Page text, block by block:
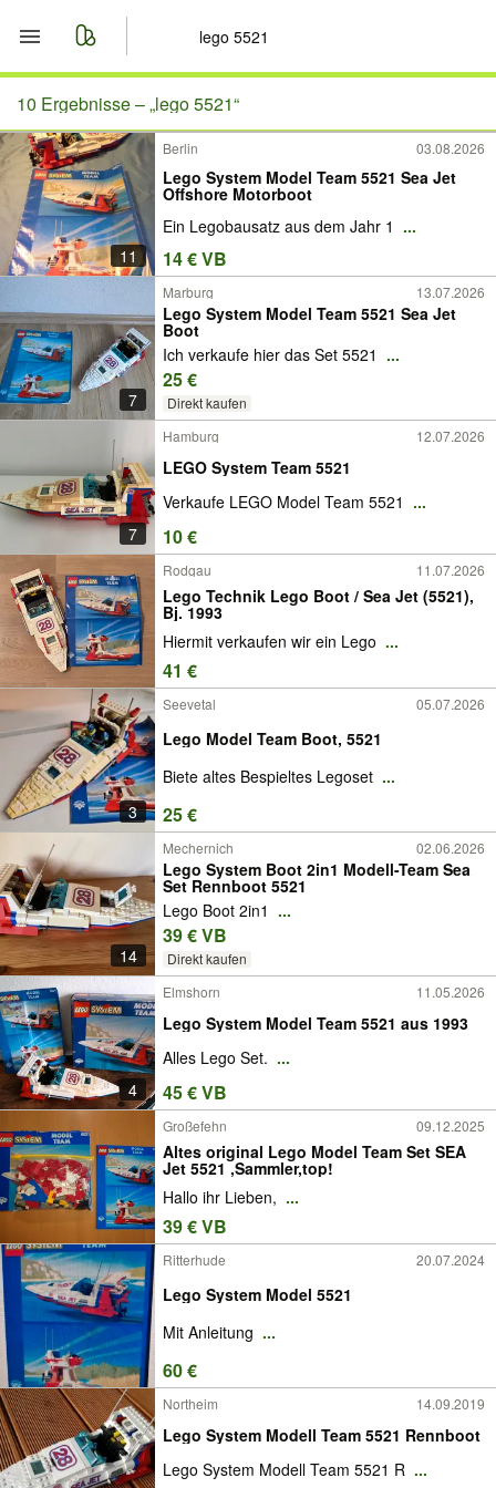
Start
Merkliste
Nachrichten
Anzeige aufgeben
10 Ergebnisse –„lego 5521“
11
Berlin 03.08.2026
Lego System Model Team 5521 Sea Jet
Offshore Motorboot
Ein Legobausatz aus dem Jahr 1 ...
14 € VB
7
Marburg 13.07.2026
Lego System Model Team 5521 Sea Jet
Boot
Ich verkaufe hier das Set 5521 ...
25 €
Direkt kaufen
7
Hamburg 12.07.2026
LEGO System Team 5521
Verkaufe LEGO Model Team 5521 ...
10 €
Rodgau 11.07.2026
Lego Technik Lego Boot / Sea Jet (5521),
Bj. 1993
Hiermit verkaufen wir ein Lego ...
41 €
3
Seevetal 05.07.2026
Lego Model Team Boot, 5521
Biete altes Bespieltes Legoset ...
25 €
14
Mechernich 02.06.2026
Lego System Boot 2in1 Modell-Team Sea
Set Rennboot 5521
Lego Boot 2in1 ...
39 € VB
Direkt kaufen
4
Elmshorn 11.05.2026
Lego System Model Team 5521 aus 1993
Alles Lego Set. ...
45 € VB
Großefehn 09.12.2025
Altes original Lego Model Team Set SEA
Jet 5521 ,Sammler,top!
Hallo ihr Lieben, ...
39 € VB
Ritterhude 20.07.2024
Lego System Model 5521
Mit Anleitung ...
60 €
Northeim 14.09.2019
Lego System Modell Team 5521 Rennboot
Lego System Modell Team 5521 R ...